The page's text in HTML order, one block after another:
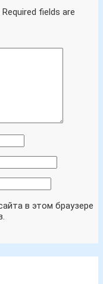
Required fields are
в этом браузере